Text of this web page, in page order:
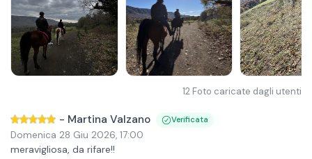
12 Foto caricate dagli utenti
- Martina Valzano Verificata
Domenica 28 Giu 2026, 17:00
meravigliosa, da rifare!!